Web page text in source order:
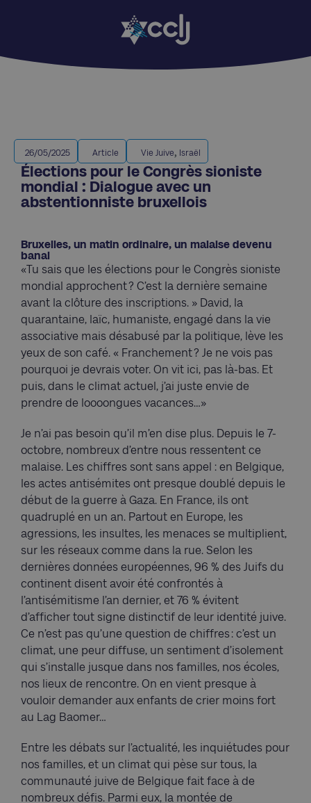
26/05/2025 Article Vie Juive, Israël
Élections pour le Congrès sioniste
mondial : Dialogue avec un
abstentionniste bruxellois
Bruxelles, un matin ordinaire, un malaise devenu
banal
«Tu sais que les élections pour le Congrès sioniste
mondial approchent ? C’est la dernière semaine
avant la clôture des inscriptions. » David, la
quarantaine, laïc, humaniste, engagé dans la vie
associative mais désabusé par la politique, lève les
yeux de son café. « Franchement ? Je ne vois pas
pourquoi je devrais voter. On vit ici, pas là-bas. Et
puis, dans le climat actuel, j’ai juste envie de
prendre de loooongues vacances…»
Je n’ai pas besoin qu’il m’en dise plus. Depuis le 7-
octobre, nombreux d’entre nous ressentent ce
malaise. Les chiffres sont sans appel : en Belgique,
les actes antisémites ont presque doublé depuis le
début de la guerre à Gaza. En France, ils ont
quadruplé en un an. Partout en Europe, les
agressions, les insultes, les menaces se multiplient,
sur les réseaux comme dans la rue. Selon les
dernières données européennes, 96 % des Juifs du
continent disent avoir été confrontés à
l’antisémitisme l’an dernier, et 76 % évitent
d’afficher tout signe distinctif de leur identité juive.
Ce n’est pas qu’une question de chiffres : c’est un
climat, une peur diffuse, un sentiment d’isolement
qui s’installe jusque dans nos familles, nos écoles,
nos lieux de rencontre. On en vient presque à
vouloir demander aux enfants de crier moins fort
au Lag Baomer…
Entre les débats sur l’actualité, les inquiétudes pour
nos familles, et un climat qui pèse sur tous, la
communauté juive de Belgique fait face à de
nombreux défis. Parmi eux, la montée de